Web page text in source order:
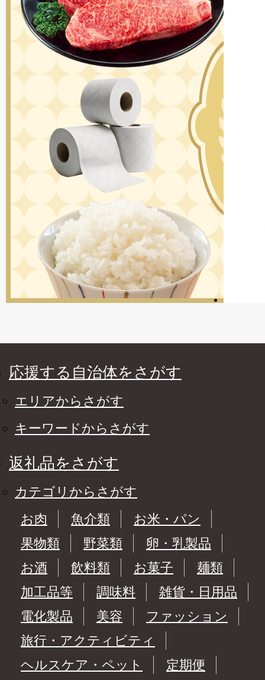
応援する自治体をさがす
エリアからさがす
キーワードからさがす
返礼品をさがす
カテゴリからさがす
お肉
魚介類
お米・パン
果物類
野菜類
卵・乳製品
お酒
飲料類 お菓子
麺類
加工品等
調味料
雑貨・日用品
電化製品
美容
ファッション
旅行・アクティビティ
ヘルスケア・ペット
定期便